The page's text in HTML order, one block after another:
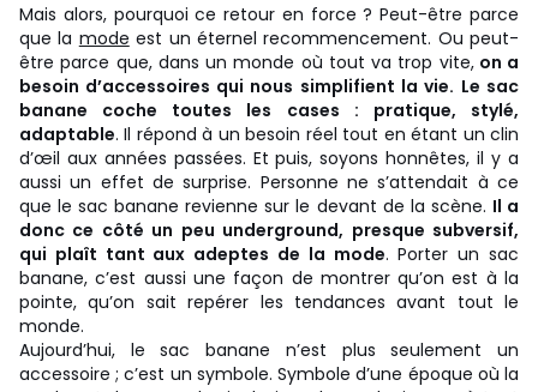
Mais alors, pourquoi ce retour en force ? Peut-être parce
que la mode est un éternel recommencement. Ou peut-
être parce que, dans un monde où tout va trop vite,on a
besoin d’accessoires qui nous simplifient la vie. Le sac
banane coche toutes les cases : pratique, stylé,
adaptable. Il répond à un besoin réel tout en étant un clin
d’œil aux années passées. Et puis, soyons honnêtes, il y a
aussi un effet de surprise. Personne ne s’attendait à ce
que le sac banane revienne sur le devant de la scène. Il a
donc ce côté un peu underground, presque subversif,
qui plaît tant aux adeptes de la mode. Porter un sac
banane, c’est aussi une façon de montrer qu’on est à la
pointe, qu’on sait repérer les tendances avant tout le
monde.
Aujourd’hui, le sac banane n’est plus seulement un
accessoire ; c’est un symbole. Symbole d’une époque où la